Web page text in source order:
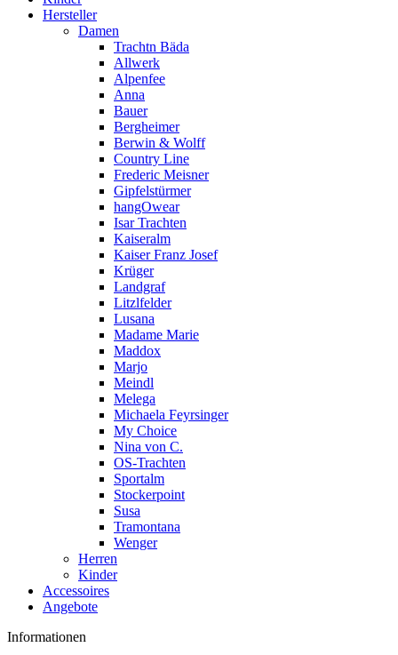
Hersteller
Damen
Trachtn Bäda
Allwerk
Alpenfee
Anna
Bauer
Bergheimer
Berwin & Wolff
Country Line
Frederic Meisner
Gipfelstürmer
hangOwear
Isar Trachten
Kaiseralm
Kaiser Franz Josef
Krüger
Landgraf
Litzlfelder
Lusana
Madame Marie
Maddox
Marjo
Meindl
Melega
Michaela Feyrsinger
My Choice
Nina von C.
OS-Trachten
Sportalm
Stockerpoint
Susa
Tramontana
Wenger
Herren
Kinder
Accessoires
Angebote
Informationen